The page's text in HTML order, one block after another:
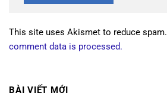
This site uses Akismet to reduce spam.
comment data is processed.
BÀI VIẾT MỚI